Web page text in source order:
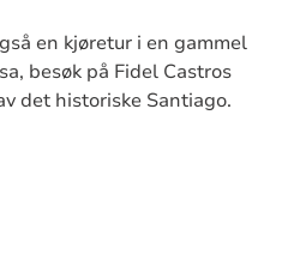
en kjøretur i en gammel
besøk på Fidel Castros
det historiske Santiago.